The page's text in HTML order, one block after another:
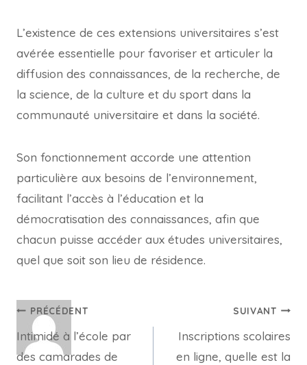
L’existence de ces extensions universitaires s’est
avérée essentielle pour favoriser et articuler la
diffusion des connaissances, de la recherche, de
la science, de la culture et du sport dans la
communauté universitaire et dans la société.
Son fonctionnement accorde une attention
particulière aux besoins de l’environnement,
facilitant l’accès à l’éducation et la
démocratisation des connaissances, afin que
chacun puisse accéder aux études universitaires,
quel que soit son lieu de résidence.
Navigation
de
PRÉCÉDENT
Intimidé à l’école par
des camarades de
SUIVANT
Inscriptions scolaires
en ligne, quelle est la